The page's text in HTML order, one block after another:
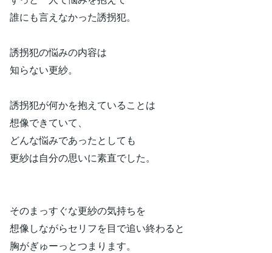
誰にも言えなかった誘拐犯。
誘拐犯の悩みの内容は
知らない更紗。
誘拐犯が何かを抱えていることは
想像できていて、
どんな悩みであったとしても
更紗は自分の思いに素直でした。
そのまっすぐな更紗の気持ちを
想像しながらセリフを目で追い終わると
胸がぎゅーっとつまります。